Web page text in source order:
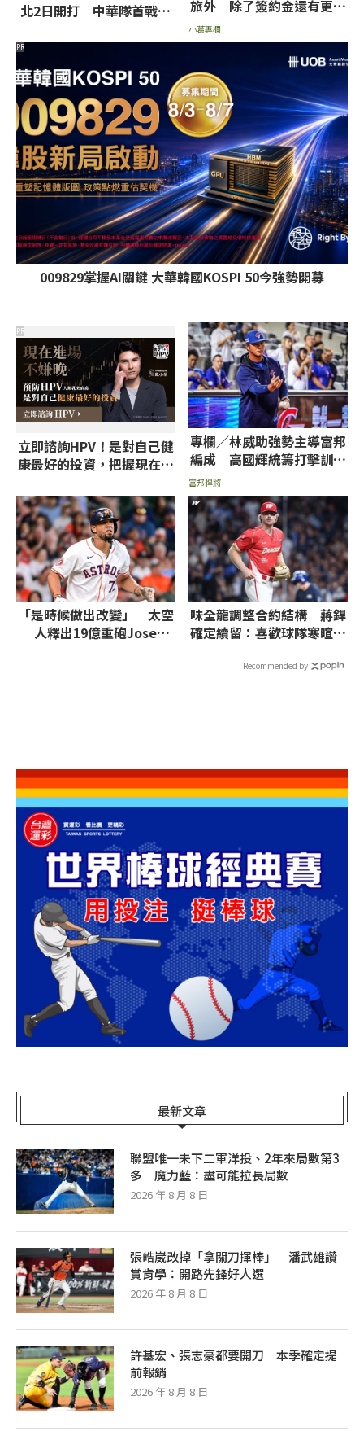
北2日開打 中華隊首戰南
旅外 除了簽約金還有更重
小葛專欄
009829掌握AI關鍵 大華韓國KOSPI 50今強勢開募
PR
立即諮詢HPV！是對自己健
康最好的投資，把握現在不
PR
專欄／林威助強勢主導富邦
編成 高國輝統籌打擊訓練
富邦悍將
「是時候做出改變」 太空
人釋出19億重砲Jose
味全龍調整合約結構 蔣銲
確定續留：喜歡球隊寒暄開
Recommended by
最新文章
聯盟唯一未下二軍洋投、2年來局數第3
多 魔力藍：盡可能拉長局數
2026 年 8 月 8 日
張皓崴改掉「拿關刀揮棒」 潘武雄讚
賞肯學：開路先鋒好人選
2026 年 8 月 8 日
許基宏、張志豪都要開刀 本季確定提
前報銷
2026 年 8 月 8 日